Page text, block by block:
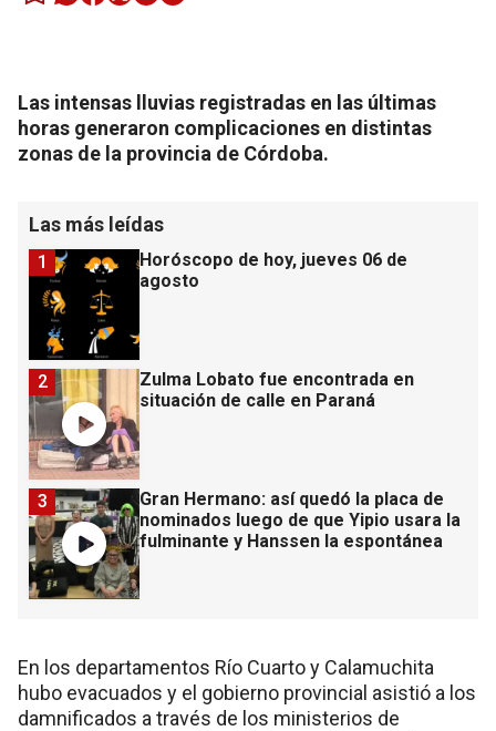
Las intensas lluvias registradas en las últimas
horas generaron complicaciones en distintas
zonas de la provincia de Córdoba.
Las más leídas
Horóscopo de hoy, jueves 06 de
agosto
1
Zulma Lobato fue encontrada en
situación de calle en Paraná
2
Gran Hermano: así quedó la placa de
nominados luego de que Yipio usara la
fulminante y Hanssen la espontánea
3
En los departamentos Río Cuarto y Calamuchita
hubo evacuados y el gobierno provincial asistió a los
damnificados a través de los ministerios de